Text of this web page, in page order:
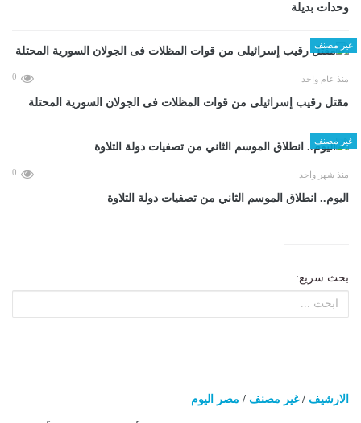
وحدات بديلة
غير مصنف
منذ عام واحد 0
مقتل رقيب إسرائيلى من قوات المظلات فى الجولان السورية المحتلة
غير مصنف
منذ شهر واحد 0
اليوم.. انطلاق الموسم الثاني من تصفيات دولة التلاوة
بحث سريع:
الارشيف /غير مصنف / مصر اليوم